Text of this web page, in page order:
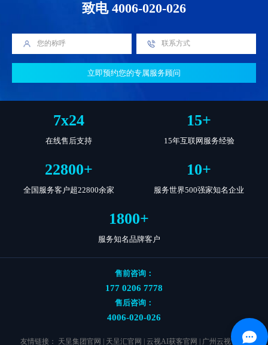
致电 4006-020-026
立即预约您的专属服务顾问
7x24
在线售后支持
15+
15年互联网服务经验
22800+
全国服务客户超22800余家
10+
服务世界500强家知名企业
1800+
服务知名品牌客户
友情链接： 天呈集团官网 天呈汇官网 云视AI获客官网 广州云视官网|
售前咨询：
177 0206 7778
售后咨询：
4006-020-026